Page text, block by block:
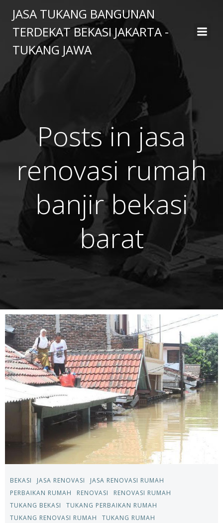
to
content
JASA TUKANG BANGUNAN
TERDEKAT BEKASI JAKARTA -
TUKANG JAWA
Posts in jasa
renovasi rumah
banjir bekasi
barat
BEKASI JASA RENOVASI
JASA RENOVASI RUMAH
PERBAIKAN RUMAH
RENOVASI
RENOVASI RUMAH
TUKANG BEKASI
TUKANG PERBAIKAN RUMAH
TUKANG RENOVASI RUMAH
TUKANG RUMAH